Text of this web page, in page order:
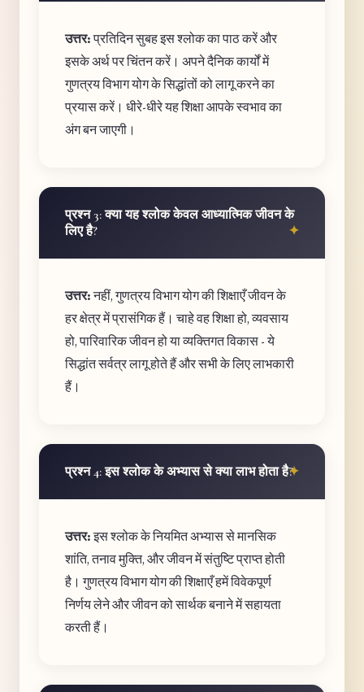
उत्तर:प्रतिदिन सुबह इस श्लोक का पाठ करें और
इसके अर्थ पर चिंतन करें। अपने दैनिक कार्यों में
गुणत्रय विभाग योग के सिद्धांतों को लागू करने का
प्रयास करें। धीरे-धीरे यह शिक्षा आपके स्वभाव का
अंग बन जाएगी।
प्रश्न 3: क्या यह श्लोक केवल आध्यात्मिक जीवन के
लिए है?
उत्तर:नहीं, गुणत्रय विभाग योग की शिक्षाएँ जीवन के
हर क्षेत्र में प्रासंगिक हैं। चाहे वह शिक्षा हो, व्यवसाय
हो, पारिवारिक जीवन हो या व्यक्तिगत विकास - ये
सिद्धांत सर्वत्र लागू होते हैं और सभी के लिए लाभकारी
हैं।
प्रश्न 4: इस श्लोक के अभ्यास से क्या लाभ होता है?
उत्तर:इस श्लोक के नियमित अभ्यास से मानसिक
शांति, तनाव मुक्ति, और जीवन में संतुष्टि प्राप्त होती
है। गुणत्रय विभाग योग की शिक्षाएँ हमें विवेकपूर्ण
निर्णय लेने और जीवन को सार्थक बनाने में सहायता
करती हैं।